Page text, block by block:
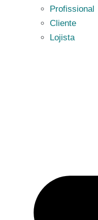
Profissional
Cliente
Lojista